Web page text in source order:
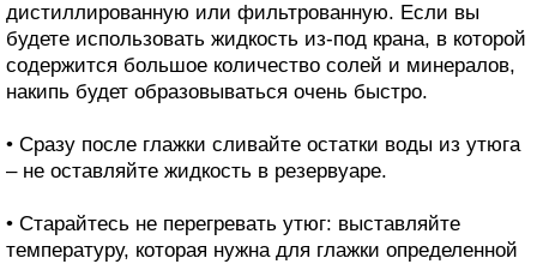
дистиллированную или фильтрованную. Если вы
будете использовать жидкость из-под крана, в которой
содержится большое количество солей и минералов,
накипь будет образовываться очень быстро.
• Сразу после глажки сливайте остатки воды из утюга
– не оставляйте жидкость в резервуаре.
• Старайтесь не перегревать утюг: выставляйте
температуру, которая нужна для глажки определенной